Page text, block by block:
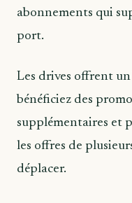
abonnements qui
port.
Les drives offrent
bénéficiez des
supplémentaires et
les offres de
déplacer.